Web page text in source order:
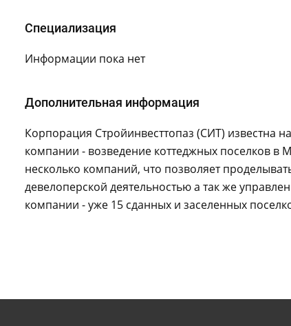
Специализация
Информации пока нет
Дополнительная информация
Корпорация Стройинвесттопаз (СИТ) известна
компании - возведение коттеджных поселков в
несколько компаний, что позволяет
девелоперской деятельностью а так же
компании - уже 15 сданных и заселенных